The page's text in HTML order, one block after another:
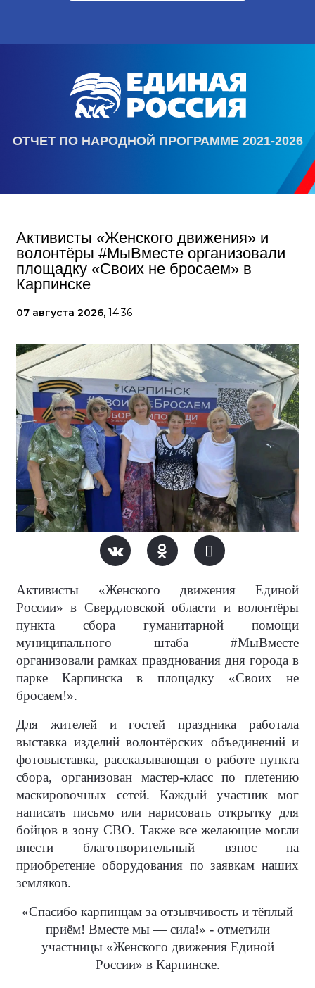
ОТЧЕТ ПО НАРОДНОЙ ПРОГРАММЕ 2021-2026
Активисты «Женского движения» и
волонтёры #МыВместе организовали
площадку «Своих не бросаем» в
Карпинске
07 августа 2026, 14:36
Активисты «Женского движения Единой
России» в Свердловской области и волонтёры
пункта сбора гуманитарной помощи
муниципального штаба #МыВместе
организовали рамках празднования дня города в
парке Карпинска в площадку «Своих не
бросаем!».
Для жителей и гостей праздника работала
выставка изделий волонтёрских объединений и
фотовыставка, рассказывающая о работе пункта
сбора, организован мастер-класс по плетению
маскировочных сетей. Каждый участник мог
написать письмо или нарисовать открытку для
бойцов в зону СВО. Также все желающие могли
внести благотворительный взнос на
приобретение оборудования по заявкам наших
земляков.
«Спасибо карпинцам за отзывчивость и тёплый
приём! Вместе мы — сила!» - отметили
участницы «Женского движения Единой
России» в Карпинске.